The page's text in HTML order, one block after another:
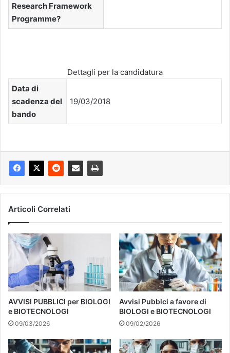
Research Framework
Programme?
Dettagli per la candidatura
Data di
scadenza del
bando
19/03/2018
Articoli Correlati
AVVISI PUBBLICI per BIOLOGI
e BIOTECNOLOGI
09/03/2026
Avvisi Pubblci a favore di
BIOLOGI e BIOTECNOLOGI
09/02/2026